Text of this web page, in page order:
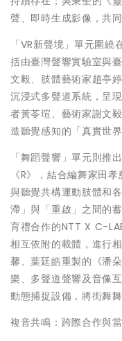
聲、即時生成影像，共
「VR新聲境」單元圍
括由臺灣聲響實驗室與
文毅、肢體藝術家趙亭
沉浸式多聲道系統，呈
者黃苓瑄、藝術家謝文
造聽覺感知的「真實世
「舞蹈聲響」單元則推
《R》，結合編舞家田
與聽覺共構運動肢體和
滯」與「重啟」之間的
育禮合作的NTT X C-
相互依附的載體，進行
馨、葉廷皓重製的《潘
樂、多聲道聲響及音像
動態捕捉設備，將街舞
複音共鳴：跨際合作與